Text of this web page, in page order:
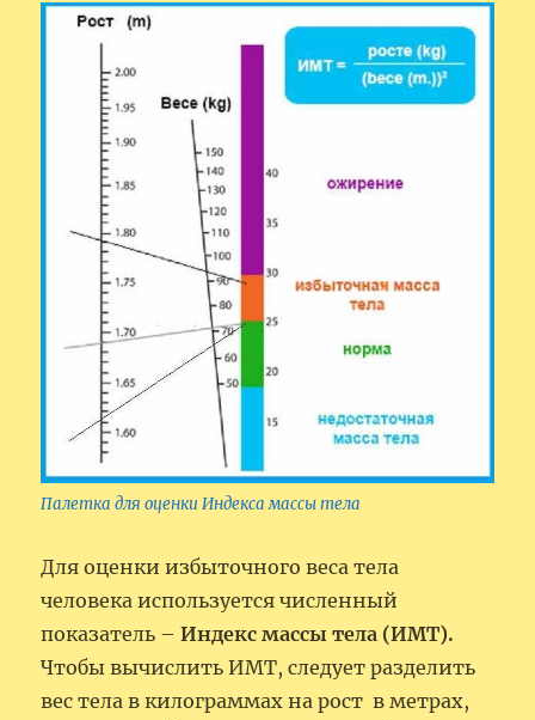
Палетка для оценки Индекса массы тела
Для оценки избыточного веса тела
человека используется численный
показатель –Индекс массы тела (ИМТ).
Чтобы вычислить ИМТ, следует разделить
вес тела в килограммах на рост в метрах,